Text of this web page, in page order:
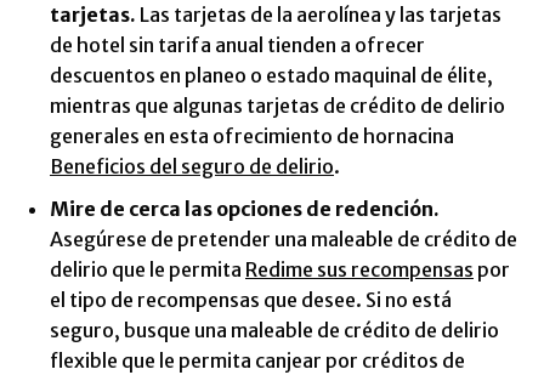
tarjetas. Las tarjetas de la aerolínea y las tarjetas
de hotel sin tarifa anual tienden a ofrecer
descuentos en planeo o estado maquinal de élite,
mientras que algunas tarjetas de crédito de delirio
generales en esta ofrecimiento de hornacina
Beneficios del seguro de delirio.
Mire de cerca las opciones de redención.
Asegúrese de pretender una maleable de crédito de
delirio que le permita Redime sus recompensas por
el tipo de recompensas que desee. Si no está
seguro, busque una maleable de crédito de delirio
flexible que le permita canjear por créditos de